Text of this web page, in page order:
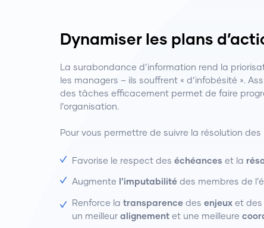
Dynamiser les plans
La surabondance d’information rend la
les managers – ils souffrent « d’infobésité ».
des tâches efficacement permet de faire
l’organisation.
Pour vous permettre de suivre la résolution des
Favorise le respect deséchéances et la
Augmente l’imputabilité des membres de
Renforce latransparence desenjeux et des
un meilleuralignement et une meilleure